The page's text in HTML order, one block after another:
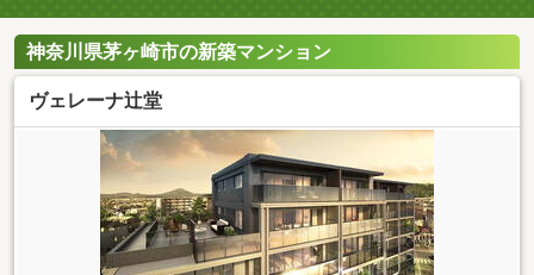
神奈川県茅ヶ崎市の新築マンション
ヴェレーナ辻堂